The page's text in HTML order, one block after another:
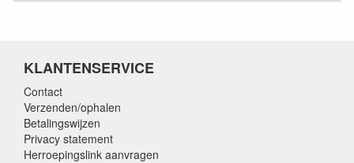
KLANTENSERVICE
Contact
Verzenden/ophalen
Betalingswijzen
Privacy statement
Herroepingslink aanvragen